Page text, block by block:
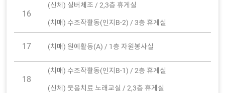
16
(신체) 실버체조 / 2,3층 휴게실
(치매) 수조작활동(인지B-2) / 3층 휴게실
17 (치매) 원예활동(A) / 1층 자원봉사실
18
(치매) 수조작활동(인지B-1) / 2층 휴게실
(신체) 웃음치료 노래교실 / 2,3층 휴게실